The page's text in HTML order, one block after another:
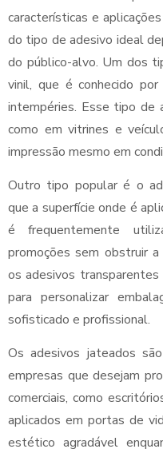
características e
do tipo de adesivo ideal
do público-alvo. Um dos
vinil, que é conhecido
intempéries. Esse tipo de
como em vitrines e
impressão mesmo em
Outro tipo popular é o
que a superfície onde é
é frequentemente
promoções sem obstruir
os adesivos
para personalizar
sofisticado e profissional.
Os adesivos jateados
empresas que desejam
comerciais, como
aplicados em portas de
estético agradável